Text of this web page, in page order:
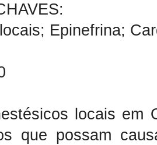
Epinefrina;
locais em
que possam